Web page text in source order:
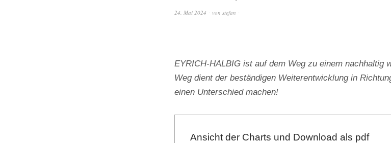
24. Mai 2024 von stefan
EYRICH-HALBIG ist auf dem Weg zu einem nachhaltig
Weg dient der beständigen Weiterentwicklung in
einen Unterschied machen!
Ansicht der Charts und Download als pdf